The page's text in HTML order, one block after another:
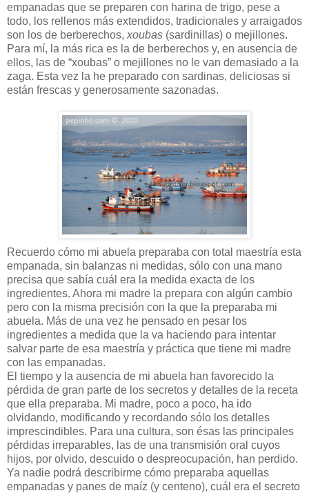
empanadas que se preparen con harina de trigo, pese a
todo, los rellenos más extendidos, tradicionales y arraigados
son los de berberechos, xoubas (sardinillas) o mejillones.
Para mí, la más rica es la de berberechos y, en ausencia de
ellos, las de “xoubas” o mejillones no le van demasiado a la
zaga. Esta vez la he preparado con sardinas, deliciosas si
están frescas y generosamente sazonadas.
Recuerdo cómo mi abuela preparaba con total maestría esta
empanada, sin balanzas ni medidas, sólo con una mano
precisa que sabía cuál era la medida exacta de los
ingredientes. Ahora mi madre la prepara con algún cambio
pero con la misma precisión con la que la preparaba mi
abuela. Más de una vez he pensado en pesar los
ingredientes a medida que la va haciendo para intentar
salvar parte de esa maestría y práctica que tiene mi madre
con las empanadas.
El tiempo y la ausencia de mi abuela han favorecido la
pérdida de gran parte de los secretos y detalles de la receta
que ella preparaba. Mi madre, poco a poco, ha ido
olvidando, modificando y recordando sólo los detalles
imprescindibles. Para una cultura, son ésas las principales
pérdidas irreparables, las de una transmisión oral cuyos
hijos, por olvido, descuido o despreocupación, han perdido.
Ya nadie podrá describirme cómo preparaba aquellas
empanadas y panes de maíz (y centeno), cuál era el secreto